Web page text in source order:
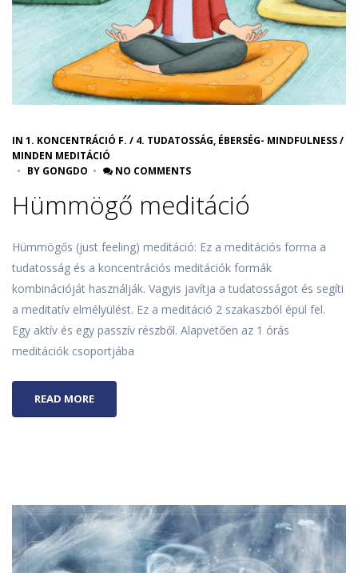
IN 1. KONCENTRÁCIÓ F. / 4. TUDATOSSÁG, ÉBERSÉG- MINDFULNESS/
MINDEN MEDITÁCIÓ
BY GONGDO NO COMMENTS
Hümmögő meditáció
Hümmögős (just feeling) meditáció: Ez a meditációs forma a
tudatosság és a koncentrációs meditációk formák
kombinációját használják. Vagyis javítja a tudatosságot és segíti
a meditatív elmélyülést. Ez a meditáció 2 szakaszból épül fel.
Egy aktív és egy passzív részből. Alapvetően az 1 órás
meditációk csoportjába
READ MORE